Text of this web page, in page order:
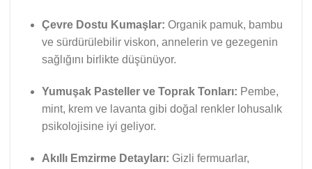
Çevre Dostu Kumaşlar: Organik pamuk, bambu
ve sürdürülebilir viskon, annelerin ve gezegenin
sağlığını birlikte düşünüyor.
Yumuşak Pasteller ve Toprak Tonları: Pembe,
mint, krem ve lavanta gibi doğal renkler lohusalık
psikolojisine iyi geliyor.
Akıllı Emzirme Detayları: Gizli fermuarlar,